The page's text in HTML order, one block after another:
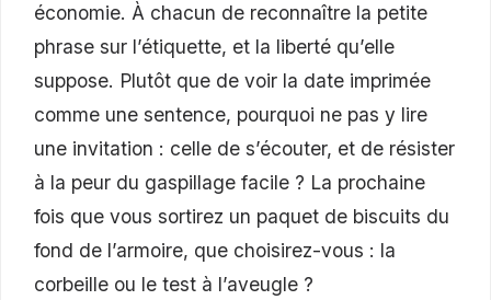
économie. À chacun de reconnaître la petite
phrase sur l’étiquette, et la liberté qu’elle
suppose. Plutôt que de voir la date imprimée
comme une sentence, pourquoi ne pas y lire
une invitation : celle de s’écouter, et de résister
à la peur du gaspillage facile ? La prochaine
fois que vous sortirez un paquet de biscuits du
fond de l’armoire, que choisirez-vous : la
corbeille ou le test à l’aveugle ?